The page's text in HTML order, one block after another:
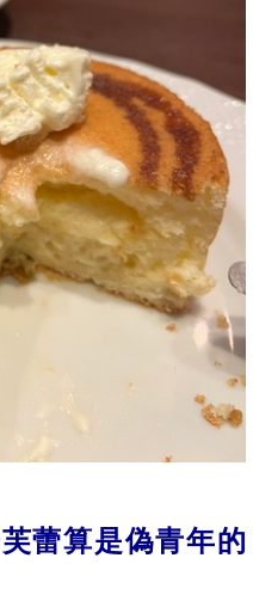
蕾算是偽青年的